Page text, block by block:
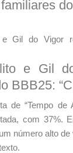
e Gil
BBB25:
de “Tempo de
com 37%.
número alto